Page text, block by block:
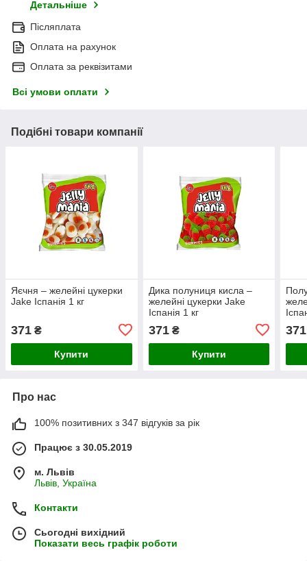
Детальніше
Післяплата
Оплата на рахунок
Оплата за реквізитами
Всі умови оплати
Подібні товари компанії
Яєчня – желейні цукерки
Jake Іспанія 1 кг
371 ₴
Купити
Дика полуниця кисла –
желейні цукерки Jake
Іспанія 1 кг
371₴
Купити
371
Про нас
100% позитивних з 347 відгуків за рік
Працює з 30.05.2019
м. Львів
Львів, Україна
Контакти
Сьогодні вихідний
Показати весь графік роботи